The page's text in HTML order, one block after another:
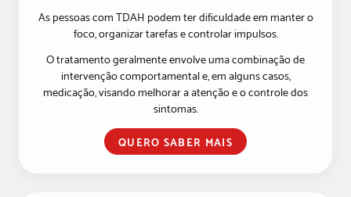
As pessoas com TDAH podem ter dificuldade em manter o
foco, organizar tarefas e controlar impulsos.
O tratamento geralmente envolve uma combinação de
intervenção comportamental e, em alguns casos,
medicação, visando melhorar a atenção e o controle dos
sintomas.
QUERO SABER MAIS